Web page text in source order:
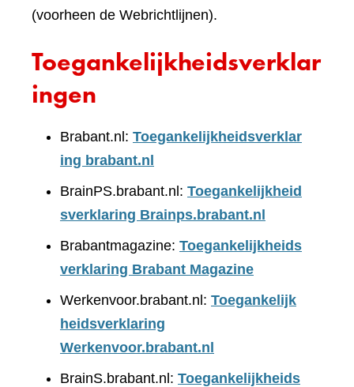
(voorheen de Webrichtlijnen).
Toegankelijkheidsverklar
ingen
Brabant.nl: Toegankelijkheidsverklar
ing brabant.nl
BrainPS.brabant.nl: Toegankelijkheid
sverklaring Brainps.brabant.nl
Brabantmagazine: Toegankelijkheids
verklaring Brabant Magazine
Werkenvoor.brabant.nl: Toegankelijk
heidsverklaring
Werkenvoor.brabant.nl
BrainS.brabant.nl: Toegankelijkheids